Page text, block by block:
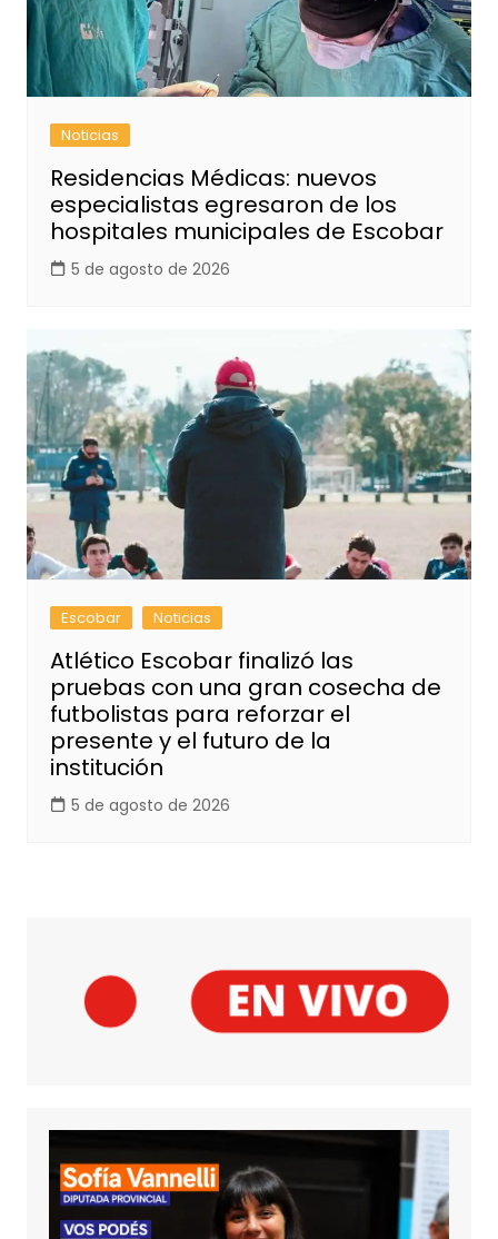
Noticias
Residencias Médicas: nuevos
especialistas egresaron de los
hospitales municipales de Escobar
5 de agosto de 2026
Escobar Noticias
Atlético Escobar finalizó las
pruebas con una gran cosecha de
futbolistas para reforzar el
presente y el futuro de la
institución
5 de agosto de 2026